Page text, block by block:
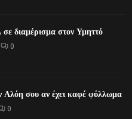
σε διαμέρισμα στον Υμηττό
0
Αλόη σου αν έχει καφέ φύλλωμα
0